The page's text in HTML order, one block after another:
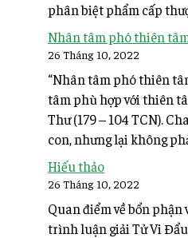
phân biệt phẩm cấp
Nhân tâm phó thiên
26 Tháng 10, 2022
“Nhân tâm phó thiên
tâm phù hợp với thiên
Thư (179 – 104 TCN).
con, nhưng lại không
Hiếu thảo
26 Tháng 10, 2022
Quan điểm về bổn phận
trình luận giải Tử Vi